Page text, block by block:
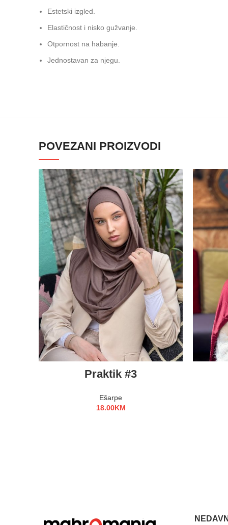
Estetski izgled.
Elastičnost i nisko gužvanje.
Otpornost na habanje.
Jednostavan za njegu.
POVEZANI PROIZVODI
Praktik #3
Ešarpe
18.00KM